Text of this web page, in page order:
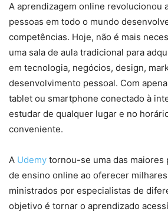
A aprendizagem online revolucionou
pessoas em todo o mundo
competências. Hoje, não é mais
uma sala de aula tradicional para
em tecnologia, negócios, design,
desenvolvimento pessoal. Com
tablet ou smartphone conectado à
estudar de qualquer lugar e no
conveniente.
A Udemy tornou-se uma das maiores
de ensino online ao oferecer
ministrados por especialistas de
objetivo é tornar o aprendizado